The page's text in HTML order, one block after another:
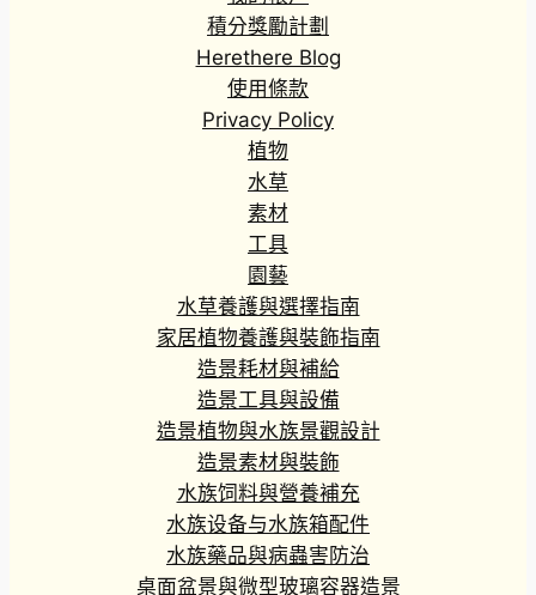
8
.
5
4
到
H
K
$
5
5
.
3
4
積分獎勵計劃
Herethere Blog
使用條款
Privacy Policy
植物
水草
素材
工具
園藝
水草養護與選擇指南
家居植物養護與裝飾指南
造景耗材與補給
造景工具與設備
造景植物與水族景觀設計
造景素材與裝飾
水族饲料與營養補充
水族设备与水族箱配件
水族藥品與病蟲害防治
桌面盆景與微型玻璃容器造景